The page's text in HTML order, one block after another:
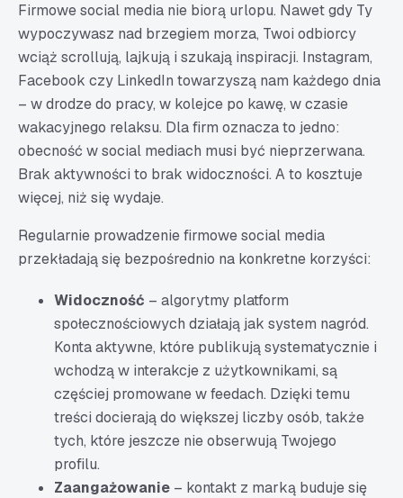
Firmowe social media nie biorą urlopu. Nawet gdy Ty
wypoczywasz nad brzegiem morza, Twoi odbiorcy
wciąż scrollują, lajkują i szukają inspiracji. Instagram,
Facebook czy LinkedIn towarzyszą nam każdego dnia
– w drodze do pracy, w kolejce po kawę, w czasie
wakacyjnego relaksu. Dla firm oznacza to jedno:
obecność w social mediach musi być nieprzerwana.
Brak aktywności to brak widoczności. A to kosztuje
więcej, niż się wydaje.
Regularnie prowadzenie firmowe social media
przekładają się bezpośrednio na konkretne korzyści:
Widoczność – algorytmy platform
społecznościowych działają jak system nagród.
Konta aktywne, które publikują systematycznie i
wchodzą w interakcje z użytkownikami, są
częściej promowane w feedach. Dzięki temu
treści docierają do większej liczby osób, także
tych, które jeszcze nie obserwują Twojego
profilu.
Zaangażowanie – kontakt z marką buduje się